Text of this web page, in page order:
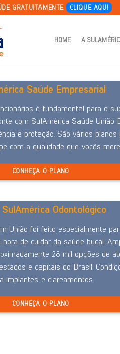
GRATUITAMENTE CLIQUE AQUI
HOME A
Saúde Empresarial
é fundamental para o
com SulAmérica Saúde União
e proteção. São vários planos
com a qualidade que vocês
CONHEÇA O PLANO
SulAmérica Odontológico
União foi feito especialmente
de cuidar da saúde bucal.
28 mil opções de
e capitais do Brasil.
implantes e clareamentos.
CONHEÇA O PLANO